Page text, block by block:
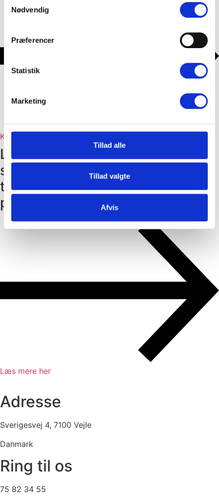
Nødvendig
Præferencer
Statistik
Marketing
Tillad alle
Tillad valgte
Afvis
Klik her
Læs mere om vores
styret underborings-
tunnelerings-gennempresnings-
projekter
Læs mere her
Adresse
Sverigesvej 4, 7100 Vejle
Danmark
Ring til os
75 82 34 55